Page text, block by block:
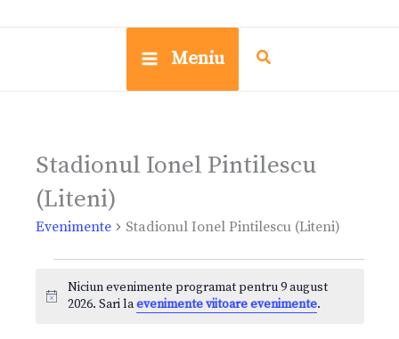
Meniu
Stadionul Ionel Pintilescu
(Liteni)
Evenimente Stadionul Ionel Pintilescu (Liteni)
Evenimente
pentru
9
2026
Notificare
Niciun evenimente programat pentru 9 august
2026. Sari laevenimente viitoare evenimente.